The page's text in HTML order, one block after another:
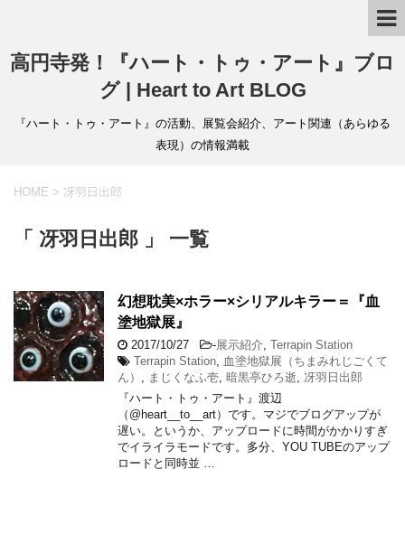
高円寺発！『ハート・トゥ・アート』ブロ
グ | Heart to Art BLOG
『ハート・トゥ・アート』の活動、展覧会紹介、アート関連（あらゆる
表現）の情報満載
HOME > 冴羽日出郎
「 冴羽日出郎 」 一覧
幻想耽美×ホラー×シリアルキラー＝『血
塗地獄展』
2017/10/27 -展示紹介 Terrapin Station
Terrapin Station
血塗地獄展（ちまみれじごくて
ん）
まじくなふ壱 暗黒亭ひろ逝 冴羽日出郎
『ハート・トゥ・アート』渡辺
（@heart__to__art）です。マジでブログアップが
遅い。というか、アップロードに時間がかかりすぎ
でイライラモードです。多分、YOU TUBEのアップ
ロードと同時並 …